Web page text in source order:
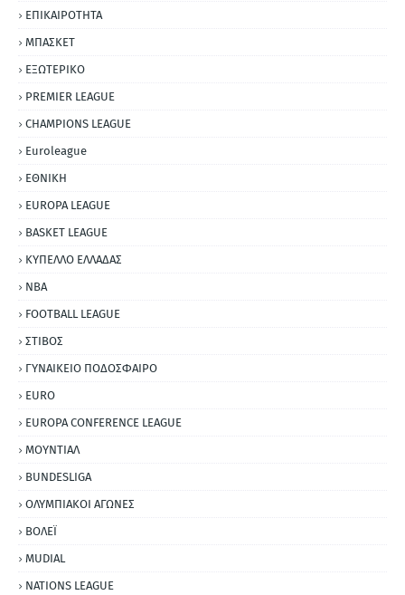
ΕΠΙΚΑΙΡΟΤΗΤΑ
ΜΠΑΣΚΕΤ
ΕΞΩΤΕΡΙΚΟ
PREMIER LEAGUE
CHAMPIONS LEAGUE
Euroleague
ΕΘΝΙΚΗ
EUROPA LEAGUE
BASKET LEAGUE
ΚΥΠΕΛΛΟ ΕΛΛΑΔΑΣ
NBA
FOOTBALL LEAGUE
ΣΤΙΒΟΣ
ΓΥΝΑΙΚΕΙΟ ΠΟΔΟΣΦΑΙΡΟ
EURO
EUROPA CONFERENCE LEAGUE
ΜΟΥΝΤΙΑΛ
BUNDESLIGA
ΟΛΥΜΠΙΑΚΟΙ ΑΓΩΝΕΣ
ΒΟΛΕΪ
MUDIAL
NATIONS LEAGUE